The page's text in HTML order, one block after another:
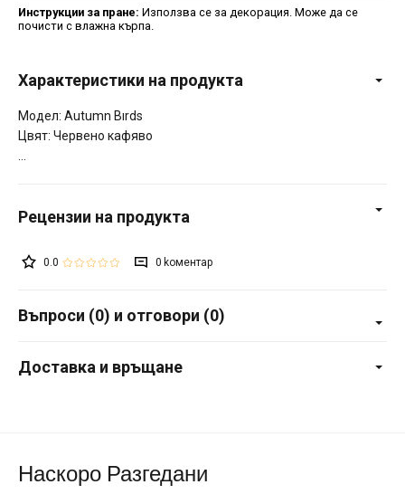
Инструкции за пране: Използва се за декорация. Може да се
почисти с влажна кърпа.
Характеристики на продукта
Модел: Autumn Bırds
Цвят: Червено кафяво
0.0 0
Въпроси (0) и отговори (0)
Доставка и връщане
Наскоро Разгедани